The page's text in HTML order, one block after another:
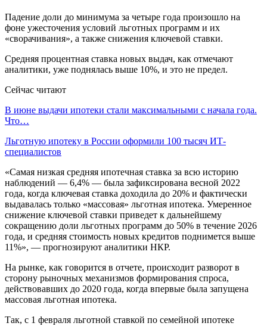
Падение доли до минимума за четыре года произошло на
фоне ужесточения условий льготных программ и их
«сворачивания», а также снижения ключевой ставки.
Средняя процентная ставка новых выдач, как отмечают
аналитики, уже поднялась выше 10%, и это не предел.
Сейчас читают
В июне выдачи ипотеки стали максимальными с начала года.
Что…
Льготную ипотеку в России оформили 100 тысяч ИТ-
специалистов
«Самая низкая средняя ипотечная ставка за всю историю
наблюдений — 6,4% — была зафиксирована весной 2022
года, когда ключевая ставка доходила до 20% и фактически
выдавалась только «массовая» льготная ипотека. Умеренное
снижение ключевой ставки приведет к дальнейшему
сокращению доли льготных программ до 50% в течение 2026
года, и средняя стоимость новых кредитов поднимется выше
11%», — прогнозируют аналитики НКР.
На рынке, как говорится в отчете, происходит разворот в
сторону рыночных механизмов формирования спроса,
действовавших до 2020 года, когда впервые была запущена
массовая льготная ипотека.
Так, с 1 февраля льготной ставкой по семейной ипотеке